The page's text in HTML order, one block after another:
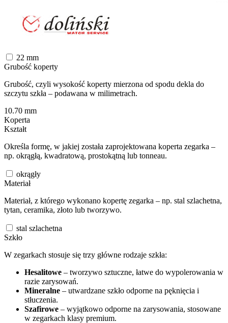
22 mm
Grubość koperty
Grubość, czyli wysokość koperty mierzona od spodu dekla do
szczytu szkła – podawana w milimetrach.
10.70 mm
Koperta
Kształt
Określa formę, w jakiej została zaprojektowana koperta zegarka –
np. okrągłą, kwadratową, prostokątną lub tonneau.
okrągły
Materiał
Materiał, z którego wykonano kopertę zegarka – np. stal szlachetna,
tytan, ceramika, złoto lub tworzywo.
stal szlachetna
Szkło
W zegarkach stosuje się trzy główne rodzaje szkła:
Hesalitowe – tworzywo sztuczne, łatwe do wypolerowania w
razie zarysowań.
Mineralne – utwardzane szkło odporne na pęknięcia i
stłuczenia.
Szafirowe – wyjątkowo odporne na zarysowania, stosowane
w zegarkach klasy premium.